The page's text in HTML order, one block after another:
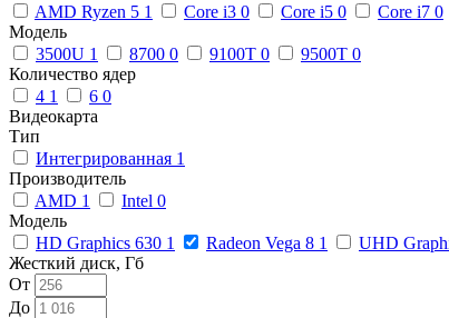
AMD Ryzen 5 1 Core i3 0 Core i5 0 Core i7 0
Модель
3500U 1 8700 0 9100T 0 9500T 0
Количество ядер
4 1 6 0
Видеокарта
Тип
Интегрированная 1
Производитель
AMD 1 Intel 0
Модель
HD Graphics 630 1 Radeon Vega 8 1 UHD
Жесткий диск, Гб
От
До